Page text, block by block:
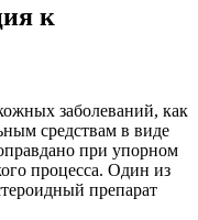
к
заболеваний, как
средствам в виде
при упорном
процесса. Один из
препарат